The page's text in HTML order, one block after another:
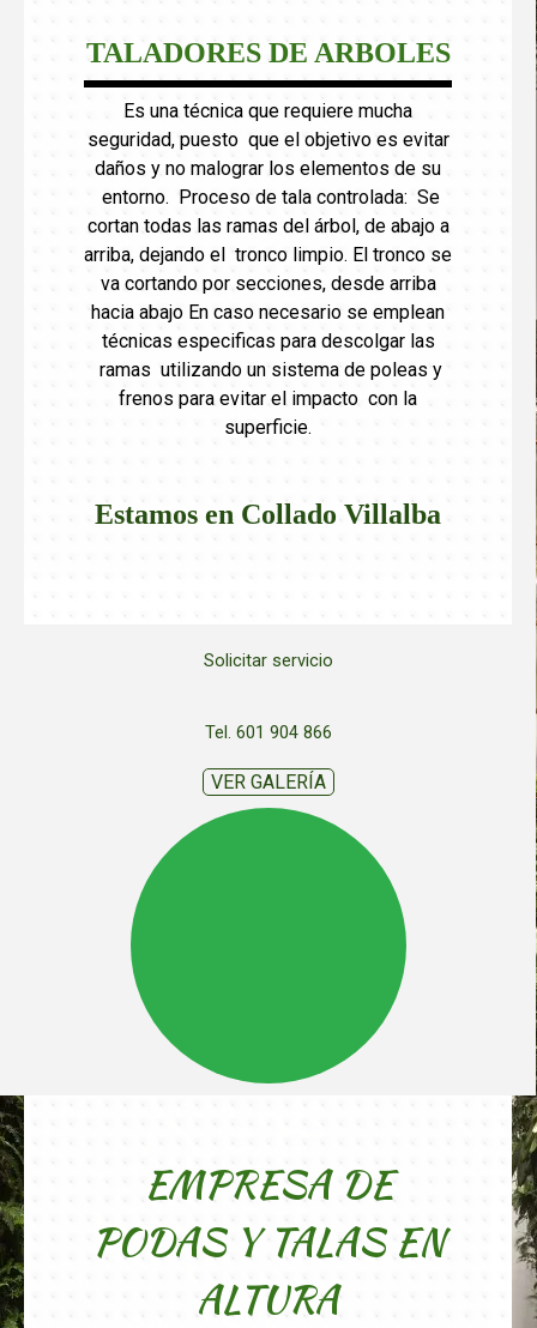
TALADORES DE ARBOLES
Es una técnica que requiere mucha
seguridad, puesto que el objetivo es evitar
daños y no malograr los elementos de su
entorno. Proceso de tala controlada: Se
cortan todas las ramas del árbol, de abajo a
arriba, dejando el tronco limpio. El tronco se
va cortando por secciones, desde arriba
hacia abajo En caso necesario se emplean
técnicas especificas para descolgar las
ramas utilizando un sistema de poleas y
frenos para evitar el impacto con la
superficie.
Estamos en Collado Villalba
Solicitar servicio
Tel. 601 904 866
VER GALERÍA
EMPRESA DE
PODAS Y TALAS EN
ALTURA